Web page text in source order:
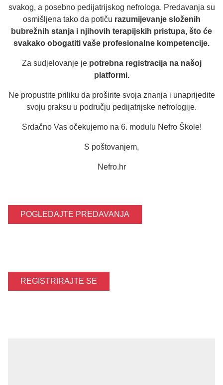
svakog, a posebno pedijatrijskog nefrologa. Predavanja su
osmišljena tako da potiču razumijevanje složenih
bubrežnih stanja i njihovih terapijskih pristupa, što će
svakako obogatiti vaše profesionalne kompetencije.
Za sudjelovanje je potrebna registracija na našoj
platformi.
Ne propustite priliku da proširite svoja znanja i unaprijedite
svoju praksu u području pedijatrijske nefrologije.
Srdačno Vas očekujemo na 6. modulu Nefro Škole!
S poštovanjem,
Nefro.hr
POGLEDAJTE PREDAVANJA
REGISTRIRAJTE SE